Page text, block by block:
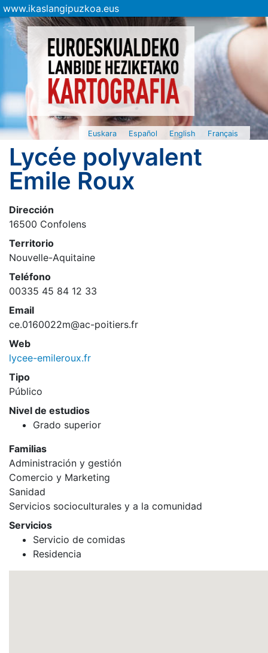
www.ikaslangipuzkoa.eus
Euskara Español English Français
Lycée polyvalent
Emile Roux
Dirección
16500 Confolens
Territorio
Nouvelle-Aquitaine
Teléfono
00335 45 84 12 33
Email
ce.0160022m@ac-poitiers.fr
Web
lycee-emileroux.fr
Tipo
Público
Nivel de estudios
Grado superior
Familias
Administración y gestión
Comercio y Marketing
Sanidad
Servicios socioculturales y a la comunidad
Servicios
Servicio de comidas
Residencia